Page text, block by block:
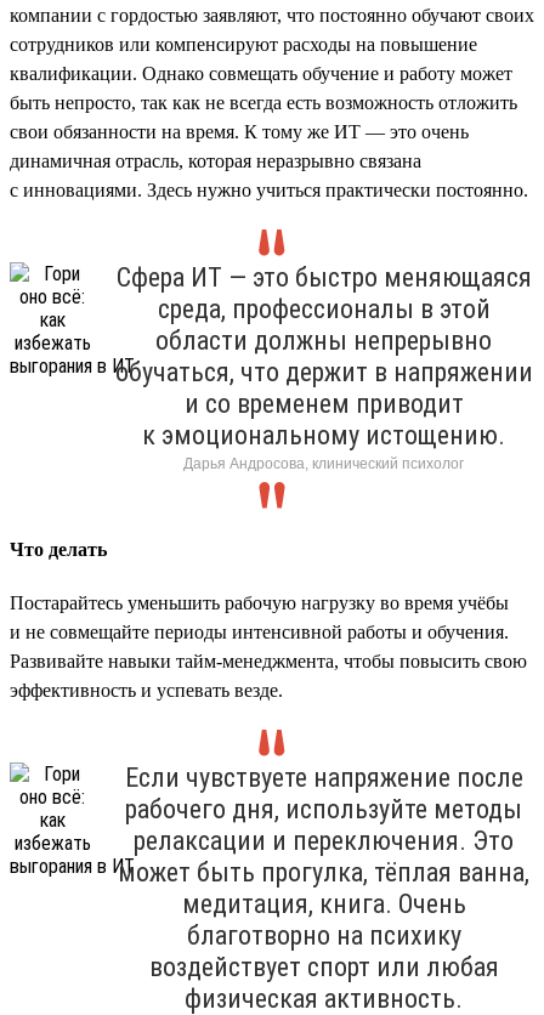
компании с гордостью заявляют, что постоянно обучают своих
сотрудников или компенсируют расходы на повышение
квалификации. Однако совмещать обучение и работу может
быть непросто, так как не всегда есть возможность отложить
свои обязанности на время. К тому же ИТ — это очень
динамичная отрасль, которая неразрывно связана
с инновациями. Здесь нужно учиться практически постоянно.
Сфера ИТ — это быстро меняющаяся
среда, профессионалы в этой
области должны непрерывно
обучаться, что держит в напряжении
и со временем приводит
к эмоциональному истощению.
Дарья Андросова, клинический психолог
Что делать
Постарайтесь уменьшить рабочую нагрузку во время учёбы
и не совмещайте периоды интенсивной работы и обучения.
Развивайте навыки тайм-менеджмента, чтобы повысить свою
эффективность и успевать везде.
Если чувствуете напряжение после
рабочего дня, используйте методы
релаксации и переключения. Это
может быть прогулка, тёплая ванна,
медитация, книга. Очень
благотворно на психику
воздействует спорт или любая
физическая активность.